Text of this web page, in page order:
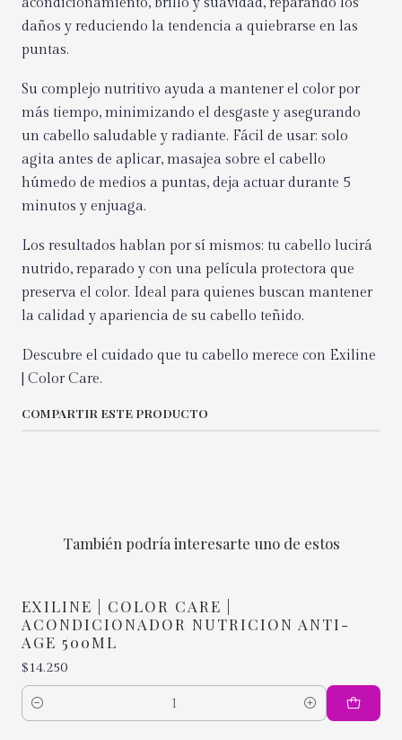
daños y reduciendo la tendencia a quiebrarse en las
puntas.
Su complejo nutritivo ayuda a mantener el color por
más tiempo, minimizando el desgaste y asegurando
un cabello saludable y radiante. Fácil de usar: solo
agita antes de aplicar, masajea sobre el cabello
húmedo de medios a puntas, deja actuar durante 5
minutos y enjuaga.
Los resultados hablan por sí mismos: tu cabello lucirá
nutrido, reparado y con una película protectora que
preserva el color. Ideal para quienes buscan mantener
la calidad y apariencia de su cabello teñido.
Descubre el cuidado que tu cabello merece con Exiline
| Color Care.
COMPARTIR ESTE PRODUCTO
También podría interesarte uno de estos
EXILINE | COLOR CARE |
ACONDICIONADOR NUTRICION ANTI-
AGE 500ML
$14.250
Cantidad